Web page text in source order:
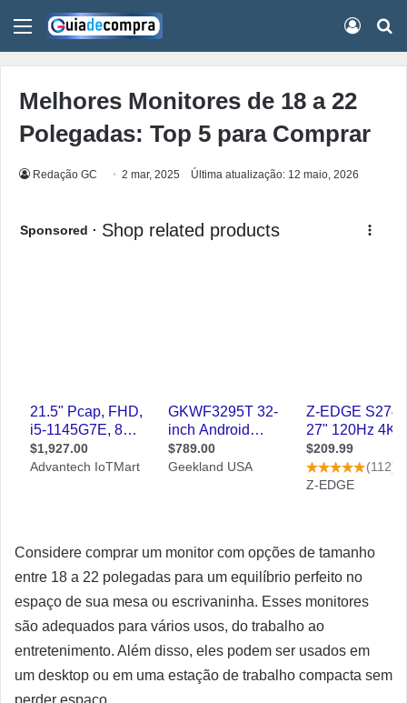
Menu
Melhores Monitores de 18 a 22
Polegadas: Top 5 para Comprar
Redação GC 2 mar, 2025 Última atualização: 12 maio, 2026
Considere comprar um monitor com opções de tamanho
entre 18 a 22 polegadas para um equilíbrio perfeito no
espaço de sua mesa ou escrivaninha. Esses monitores
são adequados para vários usos, do trabalho ao
entretenimento. Além disso, eles podem ser usados ​​em
um desktop ou em uma estação de trabalho compacta sem
perder espaço.